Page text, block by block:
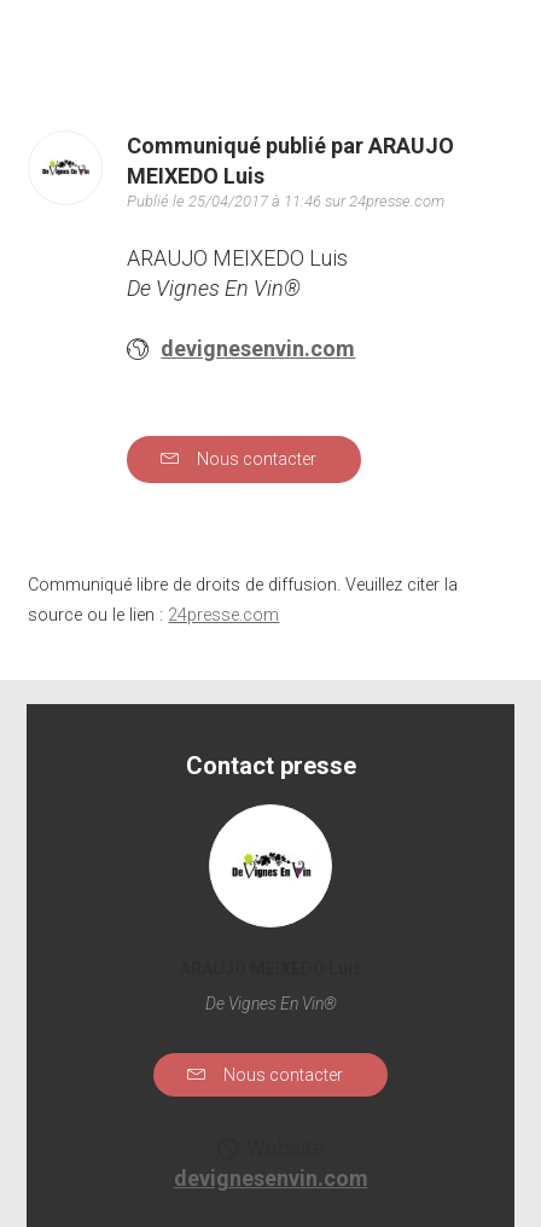
Communiqué publié par ARAUJO
MEIXEDO Luis
Publié le 25/04/2017 à 11:46 sur 24presse.com
ARAUJO MEIXEDO Luis
De Vignes En Vin®
devignesenvin.com
Nous contacter
Communiqué libre de droits de diffusion. Veuillez citer la
source ou le lien : 24presse.com
Contact presse
De Vignes En Vin®
Nous contacter
devignesenvin.com